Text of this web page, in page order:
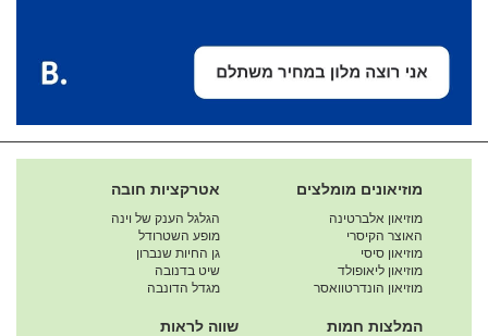
מוזיאונים מומלצים
מוזיאון אלברטינה
האוצר הקיסרי
מוזיאון סיסי
מוזיאון ליאופולד
מוזיאון הונדרטוואסר
אטרקציות חובה
הגלגל הענק של וינה
מופע השטרודל
גן החיות שנברון
שיט בדנובה
מגדל הדונבה
המלצות חמות שווה לראות